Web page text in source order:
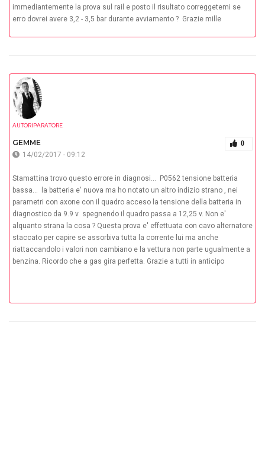
immediantemente la prova sul rail e posto il risultato correggetemi se
erro dovrei avere 3,2 - 3,5 bar durante avviamento ? Grazie mille
AUTORIPARATORE
GEMME 0
14/02/2017 - 09:12
Stamattina trovo questo errore in diagnosi... P0562 tensione batteria
bassa... la batteria e' nuova ma ho notato un altro indizio strano , nei
parametri con axone con il quadro acceso la tensione della batteria in
diagnostico da 9.9 v spegnendo il quadro passa a 12,25 v. Non e'
alquanto strana la cosa ? Questa prova e' effettuata con cavo alternatore
staccato per capire se assorbiva tutta la corrente lui ma anche
riattaccandolo i valori non cambiano e la vettura non parte ugualmente a
benzina. Ricordo che a gas gira perfetta. Grazie a tutti in anticipo